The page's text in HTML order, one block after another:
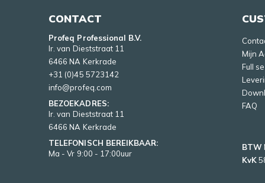
CONTACT
Profeq Professional B.V.
Ir. van Dieststraat 11
6466 NA Kerkrade
+31 (0)45 5723142
info@profeq.com
BEZOEKADRES:
Ir. van Dieststraat 11
6466 NA Kerkrade
TELEFONISCH BEREIKBAAR:
Ma - Vr 9:00 - 17:00uur
Mijn
Full
FAQ
BTW
KvK